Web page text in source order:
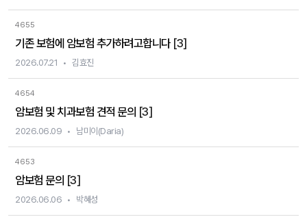
4655
기존 보험에 암보험 추가하려고합니다[3]
2026.07.21 김효진
4654
암보험 및 치과보험 견적 문의 [3]
2026.06.09 남미이(Daria)
4653
암보험 문의 [3]
2026.06.06 박혜성